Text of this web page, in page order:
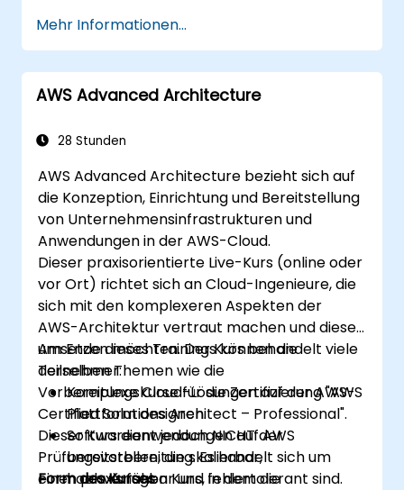
Serverlose Anwendungen mit AWS
Lambda zu entwickeln, zu testen und
bereitzustellen.
AWS Lambda mit anderen AWS-Diensten
Serverlose Anwendungen hinsichtlich
optimieren.
Mehr Informationen...
AWS Advanced Architecture
28 Stunden
AWS Advanced Architecture bezieht sich auf
die Konzeption, Einrichtung und Bereitstellung
von Unternehmensinfrastrukturen und
Anwendungen in der AWS-Cloud.
Dieser praxisorientierte Live-Kurs (online oder
vor Ort) richtet sich an Cloud-Ingenieure, die
sich mit den komplexeren Aspekten der
AWS-Architektur vertraut machen und diese
umsetzen möchten. Der Kurs behandelt viele
derselben Themen wie die
Vorbereitungskurse für die Zertifizierung "AWS
Certified Solutions Architect – Professional".
Dieser Kurs dient jedoch NICHT der
Prüfungsvorbereitung. Es handelt sich um
einen praxisnahen Kurs, in dem die
Am Ende dieses Trainings können die
Teilnehmer:
Komplexe Cloud-Lösungen auf der AWS-
Plattform designen.
Softwareanwendungen auf AWS
bereitstellen, die skalierbar,
hochverfügbar und fehlertolerant sind.
Form des Kurses